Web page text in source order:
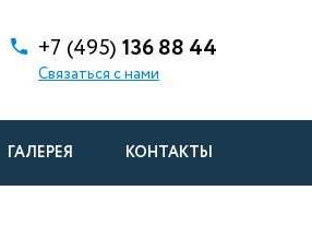
+7 (495) 136 88 44
Связаться с нами
ГАЛЕРЕЯ КОНТАКТЫ